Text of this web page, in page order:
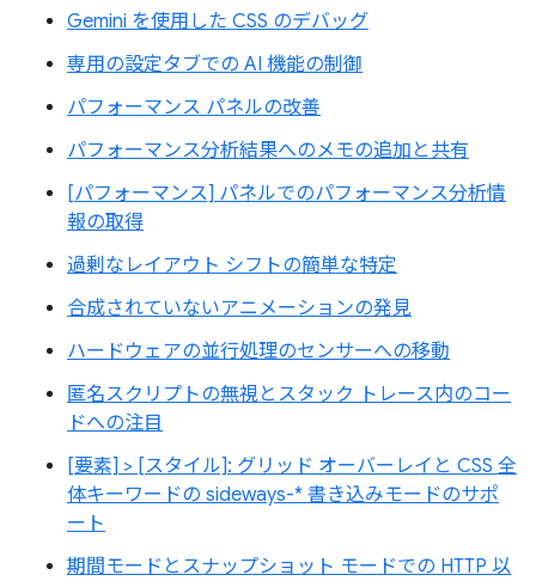
Gemini を使用した CSS のデバッグ
専用の設定タブでの AI 機能の制御
パフォーマンス パネルの改善
パフォーマンス分析結果へのメモの追加と共有
[パフォーマンス] パネルでのパフォーマンス分析情
報の取得
過剰なレイアウト シフトの簡単な特定
合成されていないアニメーションの発見
ハードウェアの並行処理のセンサーへの移動
匿名スクリプトの無視とスタック トレース内のコー
ドへの注目
[要素] > [スタイル]: グリッド オーバーレイと CSS 全
体キーワードの sideways-* 書き込みモードのサポ
ート
期間モードとスナップショット モードでの HTTP 以